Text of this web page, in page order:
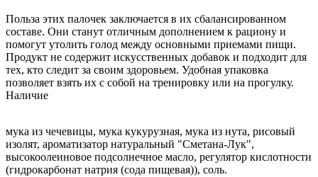
Польза этих палочек заключается в их сбалансированном
составе. Они станут отличным дополнением к рациону и
помогут утолить голод между основными приемами пищи.
Продукт не содержит искусственных добавок и подходит для
тех, кто следит за своим здоровьем. Удобная упаковка
позволяет взять их с собой на тренировку или на прогулку.
Наличие
мука из чечевицы, мука кукурузная, мука из нута, рисовый
изолят, ароматизатор натуральный "Сметана-Лук",
высокоолеиновое подсолнечное масло, регулятор кислотности
(гидрокарбонат натрия (сода пищевая)), соль.